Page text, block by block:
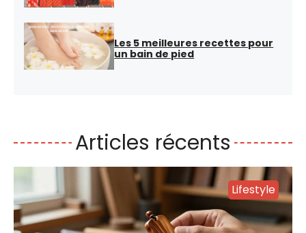
Les 5 meilleures recettes pour
un bain de pied
Articles récents
Lifestyle